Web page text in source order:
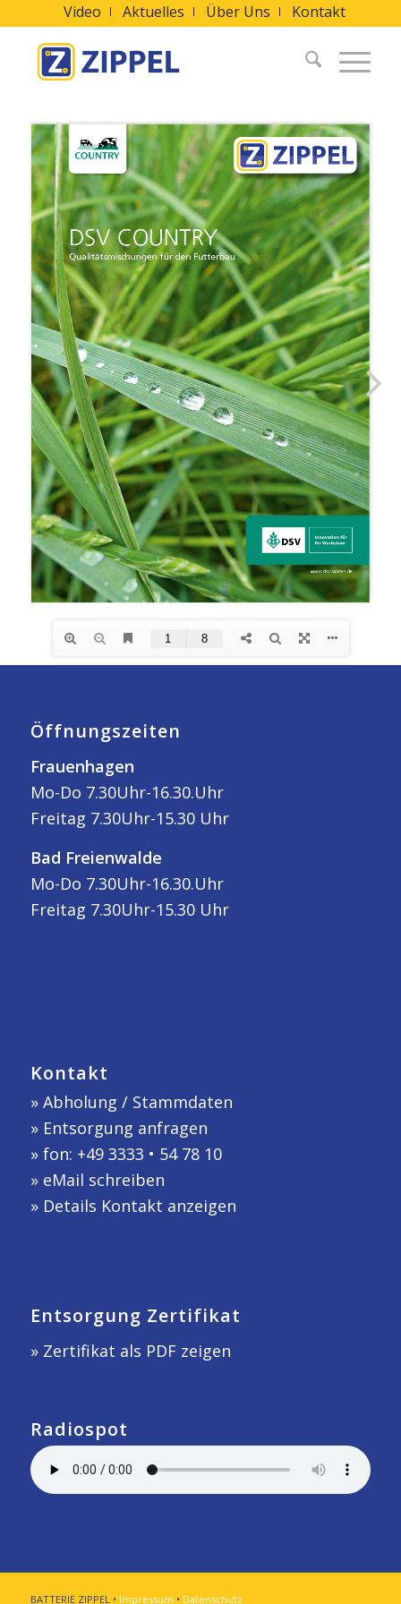
Video Aktuelles Über Uns Kontakt
Öffnungszeiten
Frauenhagen
Mo-Do 7.30Uhr-16.30.Uhr
Freitag 7.30Uhr-15.30 Uhr
Bad Freienwalde
Mo-Do 7.30Uhr-16.30.Uhr
Freitag 7.30Uhr-15.30 Uhr
Kontakt
» Abholung / Stammdaten
» Entsorgung anfragen
» fon: +49 3333 • 54 78 10
» eMail schreiben
» Details Kontakt anzeigen
Entsorgung Zertifikat
» Zertifikat als PDF zeigen
Radiospot
BATTERIE ZIPPEL • Impressum • Datenschutz